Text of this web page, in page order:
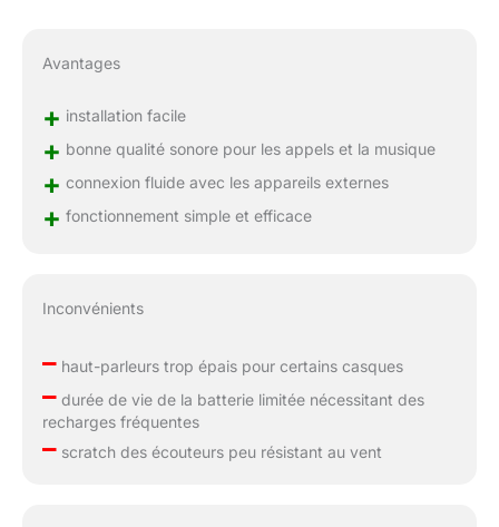
Avantages
+ installation facile
+ bonne qualité sonore pour les appels et la musique
+ connexion fluide avec les appareils externes
+ fonctionnement simple et efficace
Inconvénients
–haut-parleurs trop épais pour certains casques
–durée de vie de la batterie limitée nécessitant des
recharges fréquentes
–scratch des écouteurs peu résistant au vent